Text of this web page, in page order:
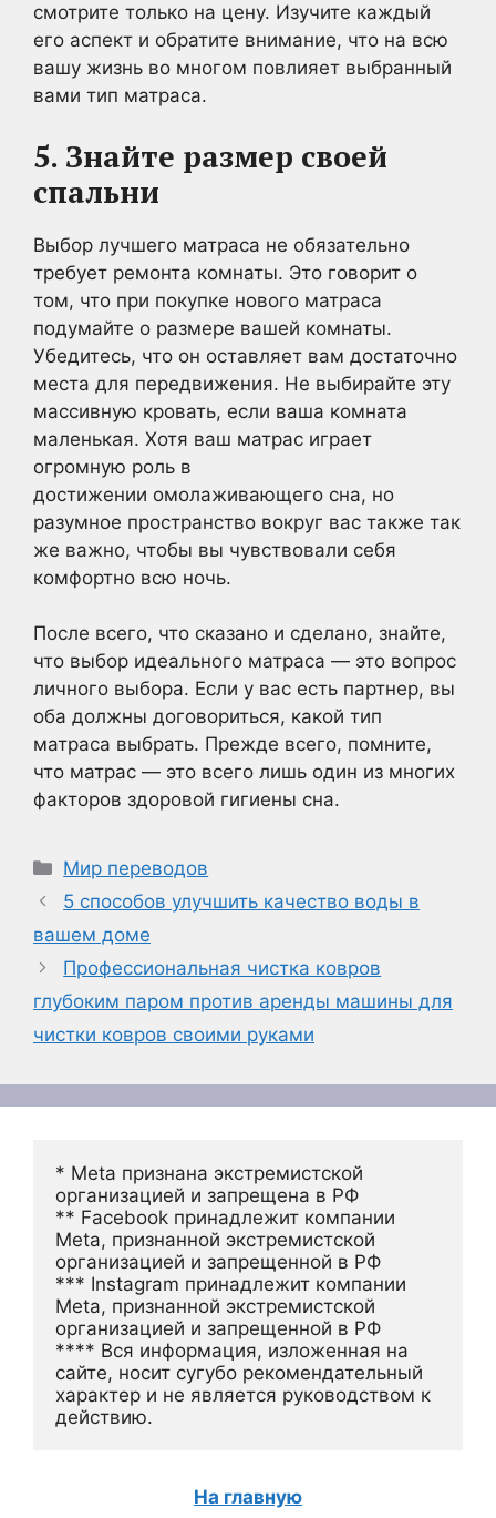
смотрите только на цену. Изучите каждый
его аспект и обратите внимание, что на всю
вашу жизнь во многом повлияет выбранный
вами тип матраса.
5. Знайте размер своей
спальни
Выбор лучшего матраса не обязательно
требует ремонта комнаты. Это говорит о
том, что при покупке нового матраса
подумайте о размере вашей комнаты.
Убедитесь, что он оставляет вам достаточно
места для передвижения. Не выбирайте эту
массивную кровать, если ваша комната
маленькая. Хотя ваш матрас играет
огромную роль в
достижении омолаживающего сна, но
разумное пространство вокруг вас также так
же важно, чтобы вы чувствовали себя
комфортно всю ночь.
После всего, что сказано и сделано, знайте,
что выбор идеального матраса — это вопрос
личного выбора. Если у вас есть партнер, вы
оба должны договориться, какой тип
матраса выбрать. Прежде всего, помните,
что матрас — это всего лишь один из многих
факторов здоровой гигиены сна.
Рубрики
Мир переводов
5 способов улучшить качество воды в
вашем доме
Профессиональная чистка ковров
глубоким паром против аренды машины для
чистки ковров своими руками
* Meta признана экстремистской
организацией и запрещена в РФ
** Facebook принадлежит компании
Meta, признанной экстремистской
организацией и запрещенной в РФ
*** Instagram принадлежит компании
Meta, признанной экстремистской
организацией и запрещенной в РФ
**** Вся информация, изложенная на
сайте, носит сугубо рекомендательный
характер и не является руководством к
действию.
На главную